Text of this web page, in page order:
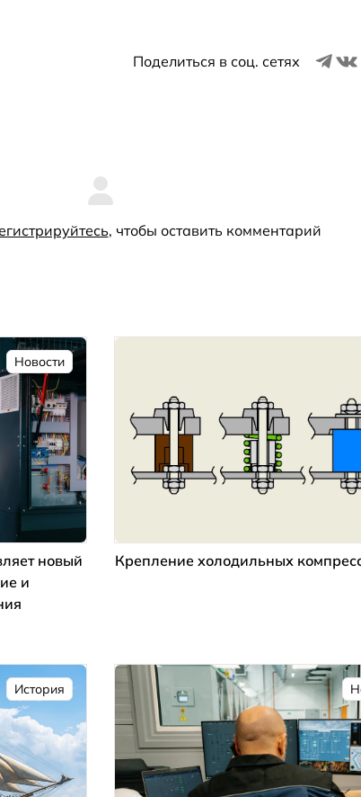
Поделиться в соц. сетях
, чтобы оставить комментарий
Новости
новый
и
Крепление холодильных
История